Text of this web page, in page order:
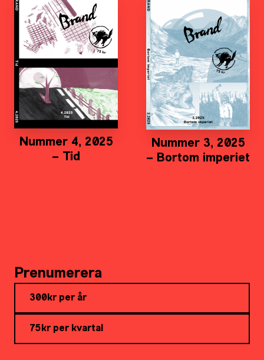
Nummer 4, 2025
– Tid
Nummer 3, 2025
– Bortom imperiet
Prenumerera
300kr per år
75kr per kvartal